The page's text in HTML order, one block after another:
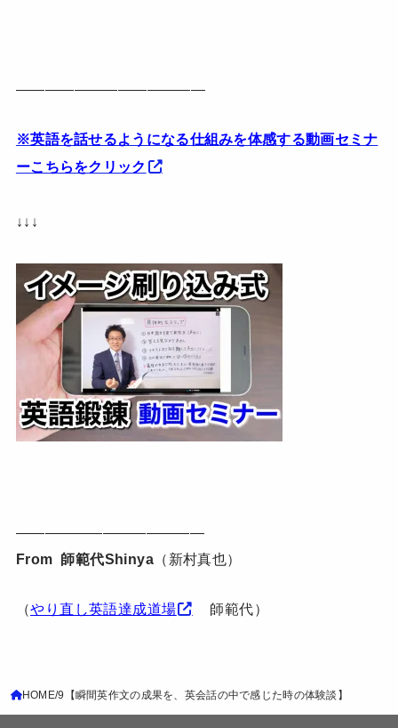
—————————————
※英語を話せるようになる仕組みを体感する動画セミナ
ーこちらをクリック
↓↓↓
—————————————
From 師範代Shinya （新村真也）
（やり直し英語達成道場 師範代）
HOME 9【瞬間英作文の成果を、英会話の中で感じた時の体験談】